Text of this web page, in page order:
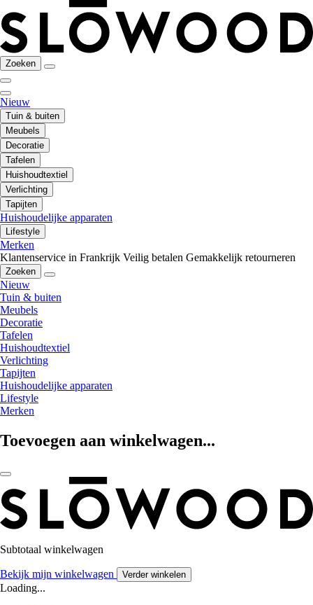
Zoeken
Nieuw
Tuin & buiten
Meubels
Decoratie
Tafelen
Huishoudtextiel
Verlichting
Tapijten
Huishoudelijke apparaten
Lifestyle
Merken
Klantenservice in Frankrijk Veilig betalen Gemakkelijk retourneren
Zoeken
Nieuw
Tuin & buiten
Meubels
Decoratie
Tafelen
Huishoudtextiel
Verlichting
Tapijten
Huishoudelijke apparaten
Lifestyle
Merken
Toevoegen aan winkelwagen...
Subtotaal winkelwagen
Bekijk mijn winkelwagen Verder winkelen
Loading...